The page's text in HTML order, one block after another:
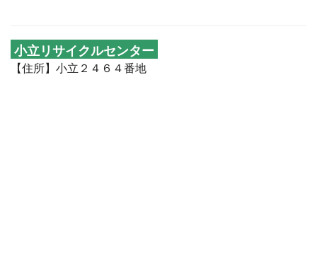
小立リサイクルセンター
【住所】小立２４６４番地